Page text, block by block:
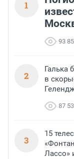
1
93
2
Галька
в
87
3
15
Лассо»